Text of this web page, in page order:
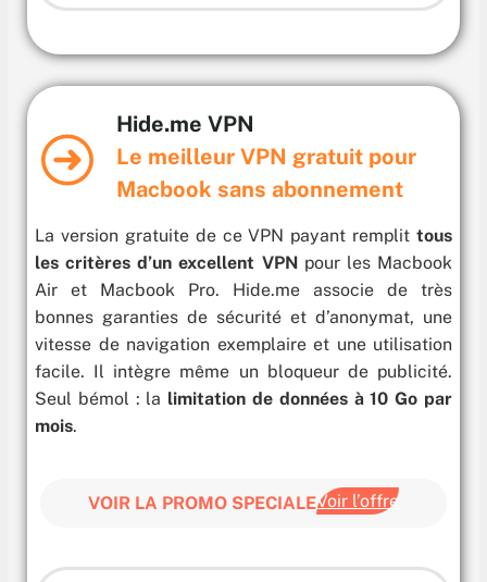
Hide.me VPN
Le meilleur VPN gratuit pour
Macbook sans abonnement
La version gratuite de ce VPN payant remplit tous
les critères d’un excellent VPN pour les Macbook
Air et Macbook Pro. Hide.me associe de très
bonnes garanties de sécurité et d’anonymat, une
vitesse de navigation exemplaire et une utilisation
facile. Il intègre même un bloqueur de publicité.
Seul bémol : la limitation de données à 10 Go par
mois.
VOIR LA PROMO SPECIALEVoir l’offre